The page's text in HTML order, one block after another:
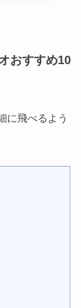
おすすめ10
に飛べるよう